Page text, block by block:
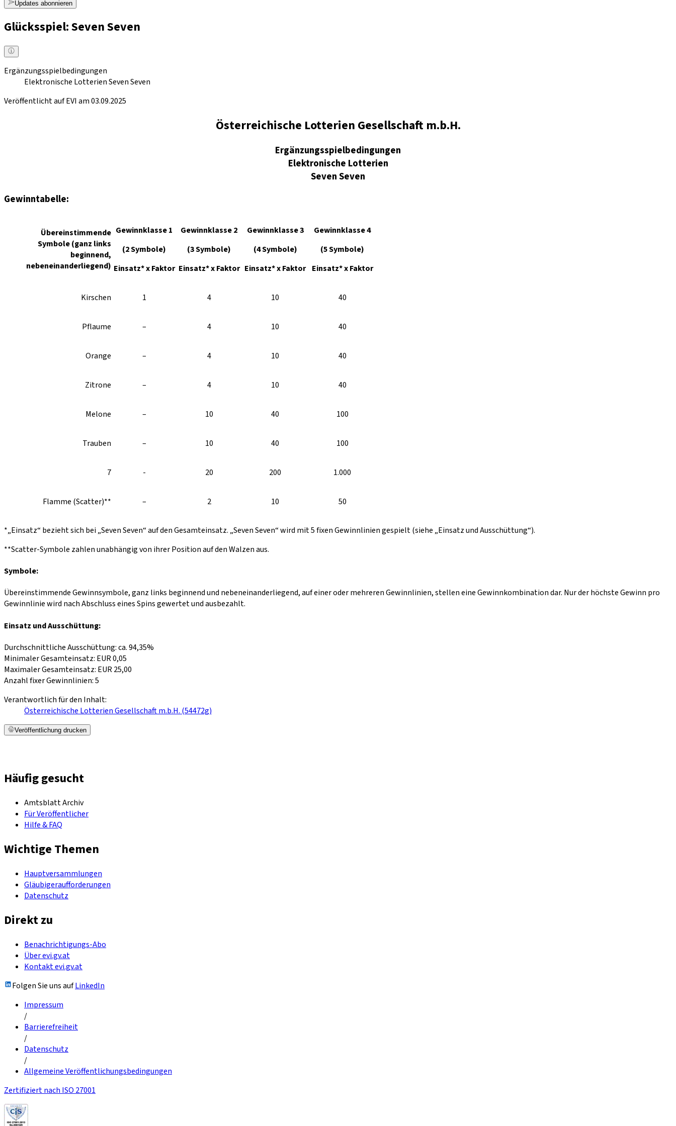
Updates abonnieren
Glücksspiel: Seven Seven
Ergänzungsspielbedingungen
Elektronische Lotterien Seven Seven
Veröffentlicht auf EVI am 03.09.2025
Österreichische Lotterien Gesellschaft m.b.H.
Ergänzungsspielbedingungen
Elektronische Lotterien
Seven Seven
Gewinntabelle:
Übereinstimmende
Symbole (ganz links
beginnend,
nebeneinanderliegend)
Gewinnklasse 1
(2 Symbole)
Einsatz* x Faktor
Gewinnklasse 2
(3 Symbole)
Einsatz* x Faktor
Gewinnklasse 3
(4 Symbole)
Einsatz* x Faktor
Gewinnklasse 4
(5 Symbole)
Einsatz* x Faktor
Kirschen 1 4 10 40
Pflaume – 4 10 40
Orange – 4 10 40
Zitrone – 4 10 40
Melone – 10 40 100
Trauben – 10 40 100
7 - 20 200 1.000
Flamme (Scatter)** – 2 10 50
*„Einsatz“ bezieht sich bei „Seven Seven“ auf den Gesamteinsatz. „Seven Seven“ wird mit 5 fixen Gewinnlinien gespielt (siehe „Einsatz und Ausschüttung“).
**Scatter-Symbole zahlen unabhängig von ihrer Position auf den Walzen aus.
Symbole:
Übereinstimmende Gewinnsymbole, ganz links beginnend und nebeneinanderliegend, auf einer oder mehreren Gewinnlinien, stellen eine Gewinnkombination dar. Nur der höchste Gewinn pro
Gewinnlinie wird nach Abschluss eines Spins gewertet und ausbezahlt.
Einsatz und Ausschüttung:
Durchschnittliche Ausschüttung: ca. 94,35%
Minimaler Gesamteinsatz: EUR 0,05
Maximaler Gesamteinsatz: EUR 25,00
Anzahl fixer Gewinnlinien: 5
Verantwortlich für den Inhalt:
Österreichische Lotterien Gesellschaft m.b.H. (54472g)
Veröffentlichung drucken
Häufig gesucht
Amtsblatt Archiv
Für Veröffentlicher
Hilfe & FAQ
Wichtige Themen
Hauptversammlungen
Gläubigeraufforderungen
Datenschutz
Direkt zu
Benachrichtigungs-Abo
Über evi.gv.at
Kontakt evi.gv.at
Folgen Sie uns aufLinkedIn
Impressum
/
Barrierefreiheit
/
Datenschutz
/
Allgemeine Veröffentlichungsbedingungen
Zertifiziert nach ISO 27001